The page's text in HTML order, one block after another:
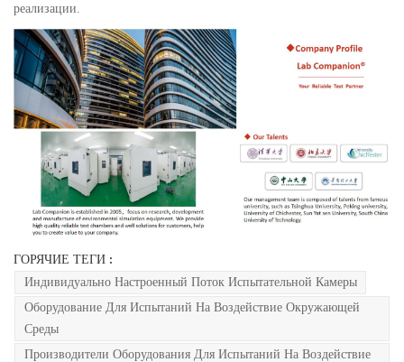
реализации.
ГОРЯЧИЕ ТЕГИ :
Индивидуально Настроенный Поток Испытательной Камеры
Оборудование Для Испытаний На Воздействие Окружающей
Среды
Производители Оборудования Для Испытаний На Воздействие